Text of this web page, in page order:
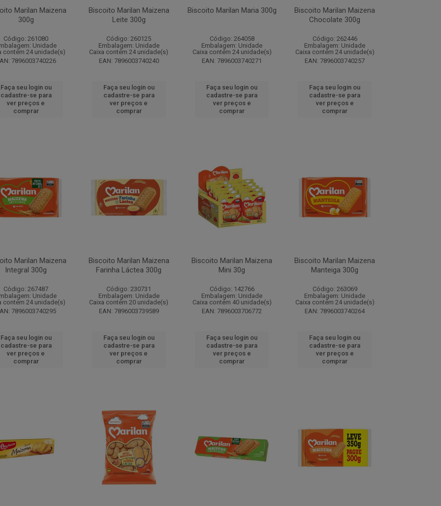
Marilan Maizena
300g
Código: 261080
Unidade
contém 24 unidade(s)
7896003740226
Faça seu login ou
cadastre-se para
ver preços e
comprar
Biscoito Marilan Maizena
Leite 300g
Código: 260125
Embalagem: Unidade
Caixa contém 24 unidade(s)
EAN: 7896003740240
Faça seu login ou
cadastre-se para
ver preços e
comprar
Biscoito Marilan Maria 300g
Código: 264058
Embalagem: Unidade
Caixa contém 24 unidade(s)
EAN: 7896003740271
Faça seu login ou
cadastre-se para
ver preços e
comprar
Biscoito Marilan Maizena
Chocolate 300g
Código: 262446
Embalagem: Unidade
Caixa contém 24 unidade(s)
EAN: 7896003740257
Faça seu login ou
cadastre-se para
ver preços e
comprar
Marilan Maizena
Integral 300g
Código: 267487
Unidade
contém 24 unidade(s)
7896003740295
Faça seu login ou
cadastre-se para
ver preços e
comprar
Biscoito Marilan Maizena
Farinha Láctea 300g
Código: 230731
Embalagem: Unidade
Caixa contém 20 unidade(s)
EAN: 7896003739589
Faça seu login ou
cadastre-se para
ver preços e
comprar
Biscoito Marilan Maizena
Mini 30g
Código: 142766
Embalagem: Unidade
Caixa contém 40 unidade(s)
EAN: 7896003706772
Faça seu login ou
cadastre-se para
ver preços e
comprar
Biscoito Marilan Maizena
Manteiga 300g
Código: 263069
Embalagem: Unidade
Caixa contém 24 unidade(s)
EAN: 7896003740264
Faça seu login ou
cadastre-se para
ver preços e
comprar